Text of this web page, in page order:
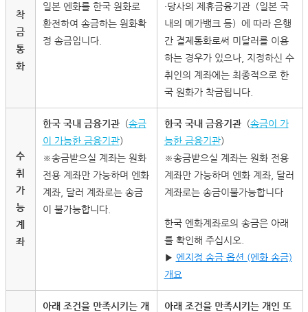
착
금
통
화
일본 엔화를 한국 원화로
환전하여 송금하는 원화확
정 송금입니다.
・당사의 제휴금융기관（일본 국
내의 메가뱅크 등）에 따라 은행
간 결제통화로써 미달러를 이용
하는 경우가 있으나, 지정하신 수
취인의 계좌에는 최종적으로 한
국 원화가 착금됩니다.
수
취
가
능
계
좌
한국 국내 금융기관（송금
이 가능한 금융기관）
※송금받으실 계좌는 원화
전용 계좌만 가능하며 엔화
계좌, 달러 계좌로는 송금
이 불가능합니다.
한국 국내 금융기관（송금이 가
능한 금융기관）
※송금받으실 계좌는 원화 전용
계좌만 가능하며 엔화 계좌, 달러
계좌로는 송금이불가능합니다
한국 엔화계좌로의 송금은 아래
를 확인해 주십시오.
▶ 엔지정 송금 옵션 (엔화 송금)
개요
아래 조건을 만족시키는 개
아래 조건을 만족시키는 개인 또